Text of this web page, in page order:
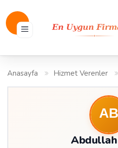
Anasayfa Hizmet Verenler